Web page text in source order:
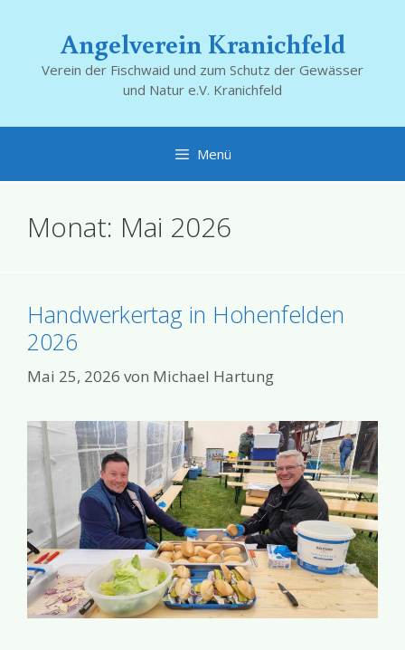
springenAngelverein Kranichfeld
Verein der Fischwaid und zum Schutz der Gewässer
und Natur e.V. Kranichfeld
Menü
Monat: Mai 2026
Handwerkertag in Hohenfelden
2026
Mai 25, 2026 von Michael Hartung